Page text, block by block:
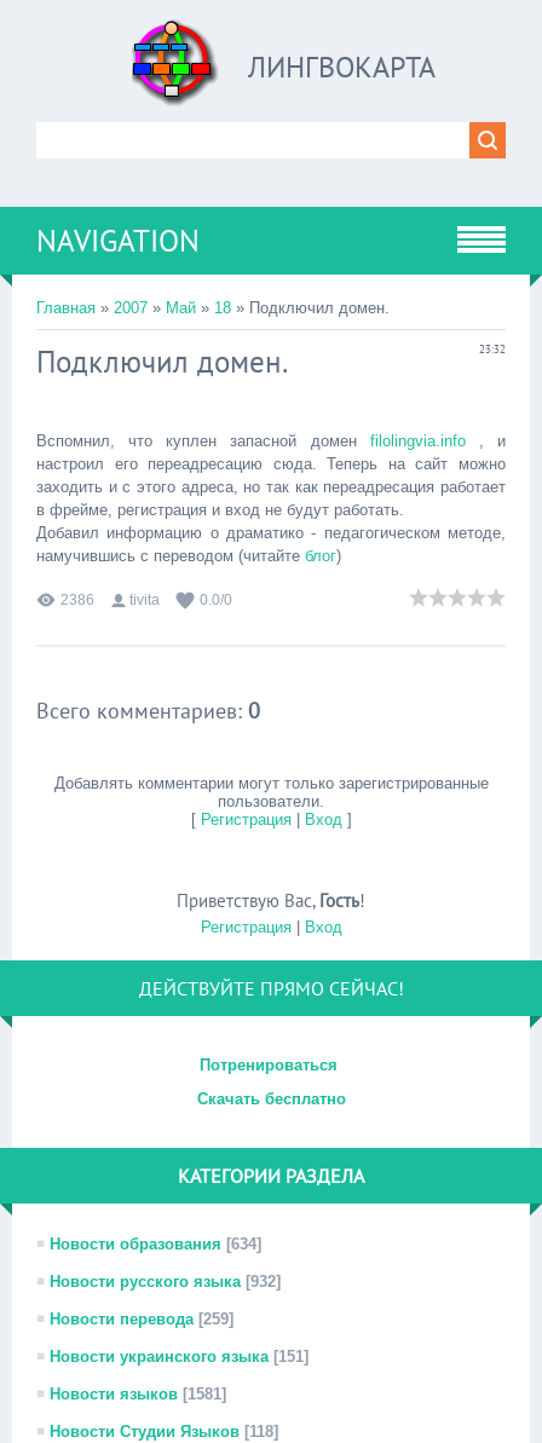
ЛИНГВОКАРТА
NAVIGATION
Главная » 2007 » Май » 18 » Подключил домен.
23:32
Подключил домен.
Вспомнил, что куплен запасной домен filolingvia.info, и
настроил его переадресацию сюда. Теперь на сайт можно
заходить и с этого адреса, но так как переадресация работает
в фрейме, регистрация и вход не будут работать.
Добавил информацию о драматико - педагогическом методе,
намучившись с переводом (читайте блог)
2386 tivita 0.0/0
Всего комментариев: 0
Добавлять комментарии могут только зарегистрированные
пользователи.
[ Регистрация| Вход]
Приветствую Вас, Гость!
Регистрация| Вход
ДЕЙСТВУЙТЕ ПРЯМО СЕЙЧАС!
Потренироваться
Скачать бесплатно
КАТЕГОРИИ РАЗДЕЛА
Новости образования [634]
Новости русского языка [932]
Новости перевода [259]
Новости украинского языка [151]
Новости языков [1581]
Новости Студии Языков [118]